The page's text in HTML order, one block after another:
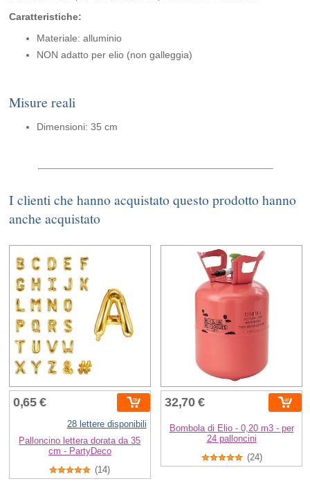
Caratteristiche:
Materiale: alluminio
NON adatto per elio (non galleggia)
Misure reali
Dimensioni: 35 cm
I clienti che hanno acquistato questo prodotto hanno
anche acquistato
0,65 €
28 lettere disponibili
Palloncino lettera dorata da 35
cm - PartyDeco
(14)
32,70 €
Bombola di Elio - 0,20 m3 - per
24 palloncini
(24)